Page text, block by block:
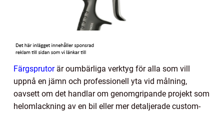
Färgsprutorär oumbärliga verktyg för alla som vill
uppnå en jämn och professionell yta vid målning,
oavsett om det handlar om genomgripande projekt som
helomlackning av en bil eller mer detaljerade custom-